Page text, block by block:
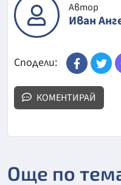
Автор
Иван
Сподели:
КОМЕНТИРАЙ
Още по